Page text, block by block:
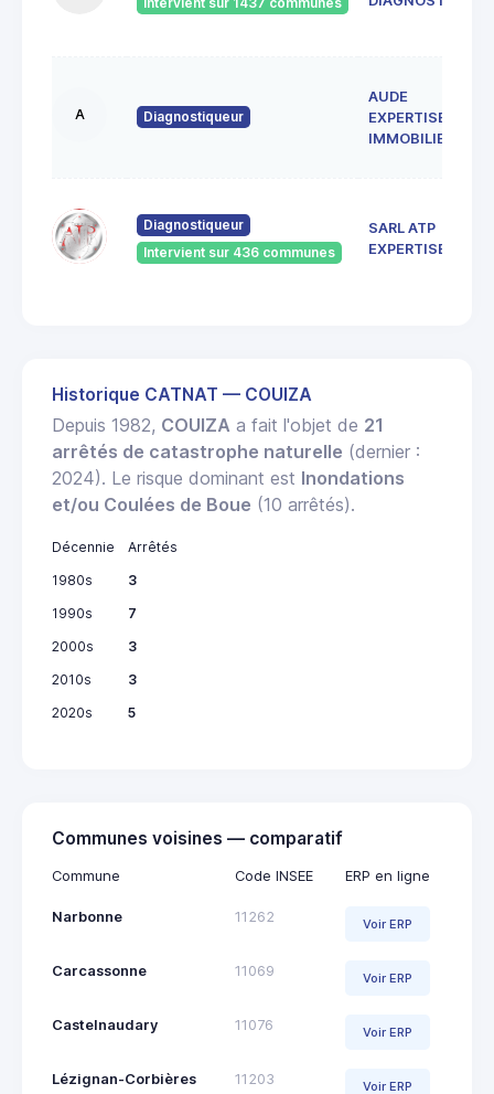
A Diagnostiqueur
AUDE
EXPERTISE
IMMOBILIERE
Diagnostiqueur
Intervient sur 436 communes
SARL ATP
EXPERTISES
Historique CATNAT — COUIZA
Depuis 1982, COUIZA a fait l'objet de 21
arrêtés de catastrophe naturelle (dernier :
2024). Le risque dominant est Inondations
et/ou Coulées de Boue (10 arrêtés).
Décennie
Arrêtés
1980s
3
1990s
7
2000s
3
2010s
3
2020s
5
Communes voisines — comparatif
Commune Code INSEE ERP en ligne
Narbonne 11262 Voir ERP
Carcassonne 11069 Voir ERP
Castelnaudary 11076 Voir ERP
Lézignan-Corbières 11203 Voir ERP